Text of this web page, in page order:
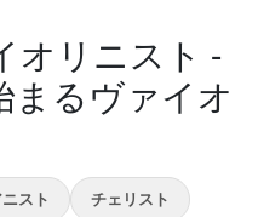
オリニスト -
まるヴァイオ
スト チェリスト